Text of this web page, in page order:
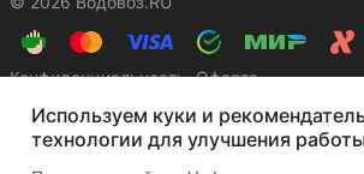
КонфиденциальностьОферта
Используем куки и
технологии для улучшения